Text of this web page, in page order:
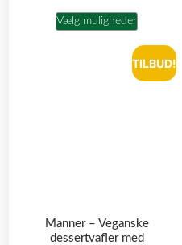
Vælg muligheder
TILBUD!
Manner – Veganske
dessertvafler med